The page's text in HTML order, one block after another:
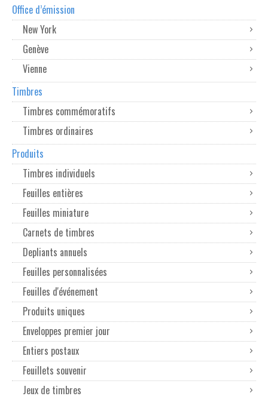
Office d’émission
New York
Genève
Vienne
Timbres
Timbres commémoratifs
Timbres ordinaires
Produits
Timbres individuels
Feuilles entières
Feuilles miniature
Carnets de timbres
Depliants annuels
Feuilles personnalisées
Feuilles d'événement
Produits uniques
Enveloppes premier jour
Entiers postaux
Feuillets souvenir
Jeux de timbres